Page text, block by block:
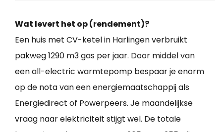
Wat levert het op (rendement)?
Een huis met CV-ketel in Harlingen verbruikt
pakweg 1290 m3 gas per jaar. Door middel van
een all-electric warmtepomp bespaar je enorm
op de nota van een energiemaatschappij als
Energiedirect of Powerpeers. Je maandelijkse
vraag naar elektriciteit stijgt wel. De totale